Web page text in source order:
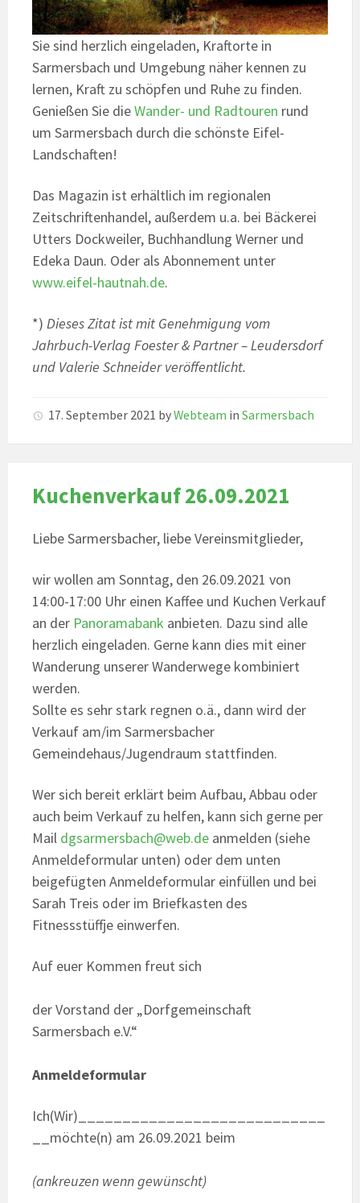
Sie sind herzlich eingeladen, Kraftorte in
Sarmersbach und Umgebung näher kennen zu
lernen, Kraft zu schöpfen und Ruhe zu finden.
Genießen Sie dieWander- und Radtouren rund
um Sarmersbach durch die schönste Eifel-
Landschaften!
Das Magazin ist erhältlich im regionalen
Zeitschriftenhandel, außerdem u.a. bei Bäckerei
Utters Dockweiler, Buchhandlung Werner und
Edeka Daun. Oder als Abonnement unter
www.eifel-hautnah.de.
*) Dieses Zitat ist mit Genehmigung vom
Jahrbuch-Verlag Foester & Partner – Leudersdorf
und Valerie Schneider veröffentlicht.
17. September 2021 byWebteam in Sarmersbach
Kuchenverkauf 26.09.2021
Liebe Sarmersbacher, liebe Vereinsmitglieder,
wir wollen am Sonntag, den 26.09.2021 von
14:00-17:00 Uhr einen Kaffee und Kuchen Verkauf
an der Panoramabank anbieten. Dazu sind alle
herzlich eingeladen. Gerne kann dies mit einer
Wanderung unserer Wanderwege kombiniert
werden.
Sollte es sehr stark regnen o.ä., dann wird der
Verkauf am/im Sarmersbacher
Gemeindehaus/Jugendraum stattfinden.
Wer sich bereit erklärt beim Aufbau, Abbau oder
auch beim Verkauf zu helfen, kann sich gerne per
Mail dgsarmersbach@web.de anmelden (siehe
Anmeldeformular unten) oder dem unten
beigefügten Anmeldeformular einfüllen und bei
Sarah Treis oder im Briefkasten des
Fitnessstüffje einwerfen.
Auf euer Kommen freut sich
der Vorstand der „Dorfgemeinschaft
Sarmersbach e.V.“
Anmeldeformular
Ich(Wir)____________________________
__möchte(n) am 26.09.2021 beim
(ankreuzen wenn gewünscht)